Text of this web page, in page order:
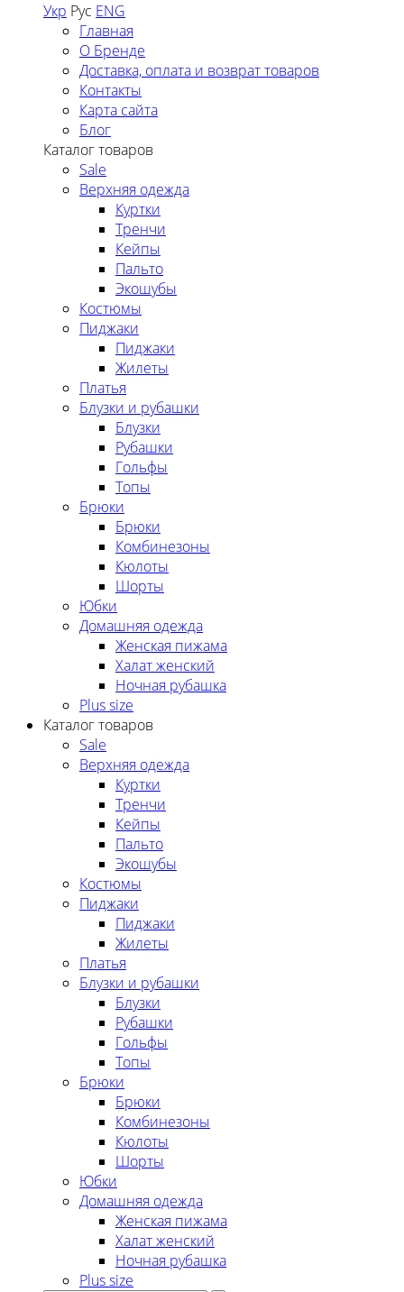
Укр Рус ENG
Главная
О Бренде
Доставка, оплата и возврат товаров
Контакты
Карта сайта
Блог
Каталог товаров
Sale
Верхняя одежда
Куртки
Тренчи
Кейпы
Пальто
Экошубы
Костюмы
Пиджаки
Пиджаки
Жилеты
Платья
Блузки и рубашки
Блузки
Рубашки
Гольфы
Топы
Брюки
Брюки
Комбинезоны
Кюлоты
Шорты
Юбки
Домашняя одежда
Женская пижама
Халат женский
Ночная рубашка
Plus size
Каталог товаров
Sale
Верхняя одежда
Куртки
Тренчи
Кейпы
Пальто
Экошубы
Костюмы
Пиджаки
Пиджаки
Жилеты
Платья
Блузки и рубашки
Блузки
Рубашки
Гольфы
Топы
Брюки
Брюки
Комбинезоны
Кюлоты
Шорты
Юбки
Домашняя одежда
Женская пижама
Халат женский
Ночная рубашка
Plus size